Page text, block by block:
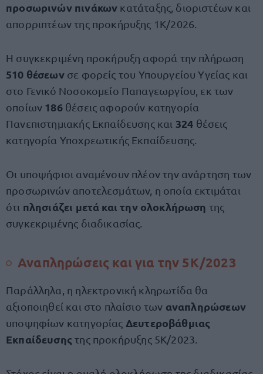
προσωρινών πινάκων κατάταξης, διοριστέων και
απορριπτέων της προκήρυξης 1Κ/2026.
Η συγκεκριμένη προκήρυξη αφορά την πλήρωση
510 θέσεωνσε φορείς του Υπουργείου Υγείας και
στο Γενικό Νοσοκομείο Παπαγεωργίου, εκ των
οποίων 186 θέσεις αφορούν κατηγορία
Πανεπιστημιακής Εκπαίδευσης και 324 θέσεις
κατηγορία Υποχρεωτικής Εκπαίδευσης.
Οι υποψήφιοι αναμένουν πλέον την ανάρτηση των
προσωρινών αποτελεσμάτων, η οποία εκτιμάται
ότι πλησιάζει μετά και την ολοκλήρωση της
συγκεκριμένης διαδικασίας.
Αναπληρώσεις και για την 5Κ/2023
Παράλληλα, η ηλεκτρονική κληρωτίδα θα
αξιοποιηθεί και στο πλαίσιο των αναπληρώσεων
υποψηφίων κατηγορίας Δευτεροβάθμιας
Εκπαίδευσης της προκήρυξης 5Κ/2023.